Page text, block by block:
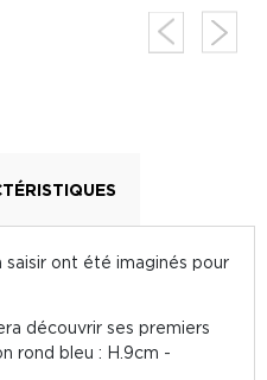
ont été imaginés pour
découvrir ses premiers
rond bleu : H.9cm -